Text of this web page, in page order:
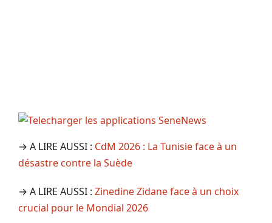
→ A LIRE AUSSI : CdM 2026 : La Tunisie face à un
désastre contre la Suède
→ A LIRE AUSSI : Zinedine Zidane face à un choix
crucial pour le Mondial 2026